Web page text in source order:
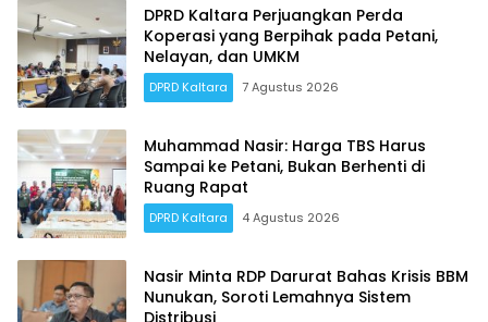
DPRD Kaltara Perjuangkan Perda
Koperasi yang Berpihak pada Petani,
Nelayan, dan UMKM
DPRD Kaltara 7 Agustus 2026
Muhammad Nasir: Harga TBS Harus
Sampai ke Petani, Bukan Berhenti di
Ruang Rapat
DPRD Kaltara 4 Agustus 2026
Nasir Minta RDP Darurat Bahas Krisis BBM
Nunukan, Soroti Lemahnya Sistem
Distribusi